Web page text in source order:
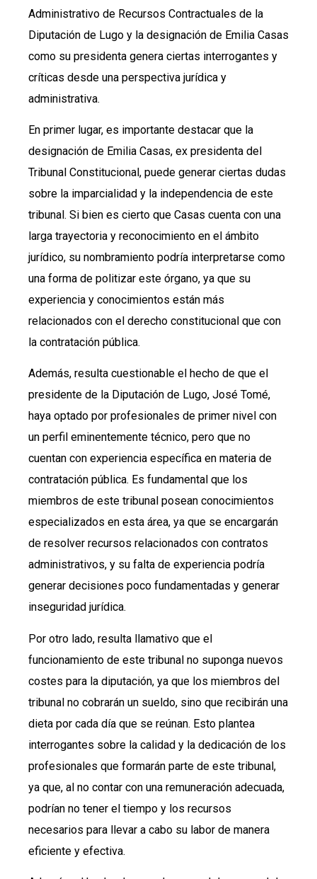
Administrativo de Recursos Contractuales de la
Diputación de Lugo y la designación de Emilia Casas
como su presidenta genera ciertas interrogantes y
críticas desde una perspectiva jurídica y
administrativa.
En primer lugar, es importante destacar que la
designación de Emilia Casas, ex presidenta del
Tribunal Constitucional, puede generar ciertas dudas
sobre la imparcialidad y la independencia de este
tribunal. Si bien es cierto que Casas cuenta con una
larga trayectoria y reconocimiento en el ámbito
jurídico, su nombramiento podría interpretarse como
una forma de politizar este órgano, ya que su
experiencia y conocimientos están más
relacionados con el derecho constitucional que con
la contratación pública.
Además, resulta cuestionable el hecho de que el
presidente de la Diputación de Lugo, José Tomé,
haya optado por profesionales de primer nivel con
un perfil eminentemente técnico, pero que no
cuentan con experiencia específica en materia de
contratación pública. Es fundamental que los
miembros de este tribunal posean conocimientos
especializados en esta área, ya que se encargarán
de resolver recursos relacionados con contratos
administrativos, y su falta de experiencia podría
generar decisiones poco fundamentadas y generar
inseguridad jurídica.
Por otro lado, resulta llamativo que el
funcionamiento de este tribunal no suponga nuevos
costes para la diputación, ya que los miembros del
tribunal no cobrarán un sueldo, sino que recibirán una
dieta por cada día que se reúnan. Esto plantea
interrogantes sobre la calidad y la dedicación de los
profesionales que formarán parte de este tribunal,
ya que, al no contar con una remuneración adecuada,
podrían no tener el tiempo y los recursos
necesarios para llevar a cabo su labor de manera
eficiente y efectiva.